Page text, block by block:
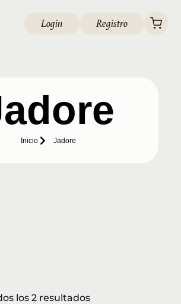
Login Registro
Inicio Jadore
los 2 resultados